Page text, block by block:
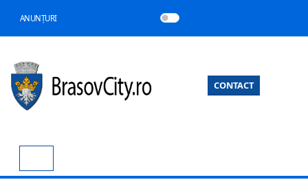
ANUNȚURI
CONTACT